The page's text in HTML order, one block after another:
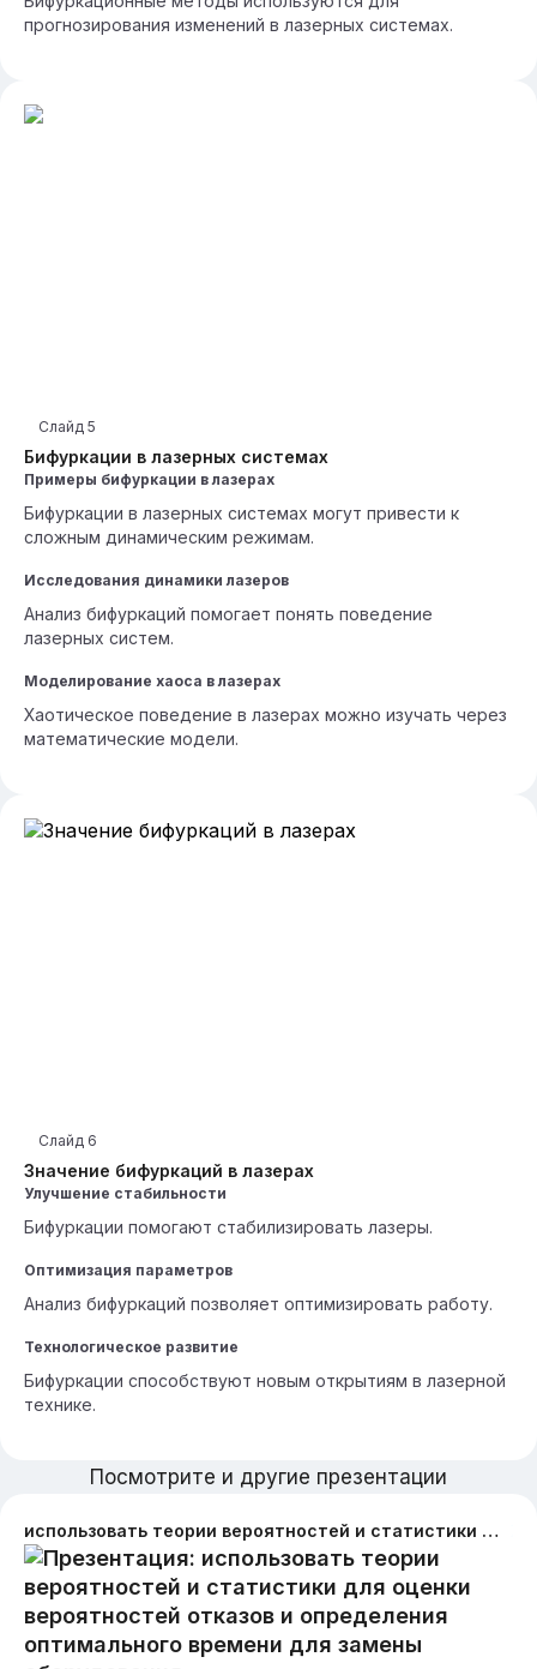
прогнозирования изменений в лазерных системах.
Бифуркации в лазерных системах
Слайд 5
Примеры бифуркации в лазерах
Бифуркации в лазерных системах могут привести к
сложным динамическим режимам.
Исследования динамики лазеров
Анализ бифуркаций помогает понять поведение
лазерных систем.
Моделирование хаоса в лазерах
Хаотическое поведение в лазерах можно изучать через
математические модели.
Значение бифуркаций в лазерах
Слайд 6
Улучшение стабильности
Бифуркации помогают стабилизировать лазеры.
Оптимизация параметров
Анализ бифуркаций позволяет оптимизировать работу.
Технологическое развитие
Бифуркации способствуют новым открытиям в лазерной
технике.
Посмотрите и другие презентации
использовать теории вероятностей и статистики для оценки вероятностей отказов и определения оптимального времени для замены оборудования